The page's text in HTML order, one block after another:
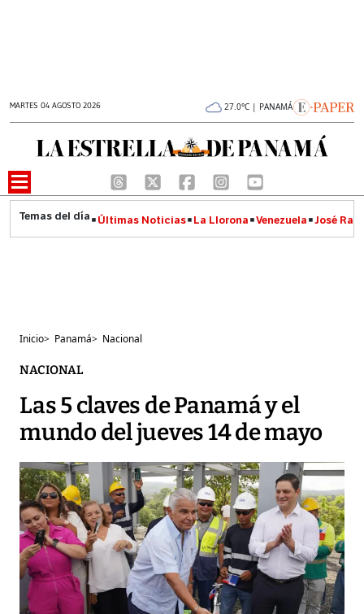
MARTES 04 AGOSTO 2026 27.0°C | PANAMÁ
Últimas Noticias La Llorona Venezuela José
Inicio> Panamá> Nacional
NACIONAL
Las 5 claves de Panamá y el
mundo del jueves 14 de mayo